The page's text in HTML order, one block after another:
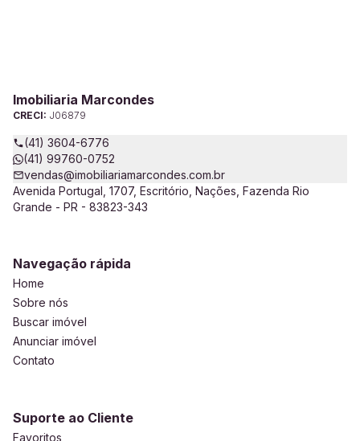
Imobiliaria Marcondes
CRECI: J06879
(41) 3604-6776
(41) 99760-0752
vendas@imobiliariamarcondes.com.br
Avenida Portugal, 1707, Escritório, Nações, Fazenda Rio
Grande - PR - 83823-343
Navegação rápida
Home
Sobre nós
Buscar imóvel
Anunciar imóvel
Contato
Suporte ao Cliente
Favoritos